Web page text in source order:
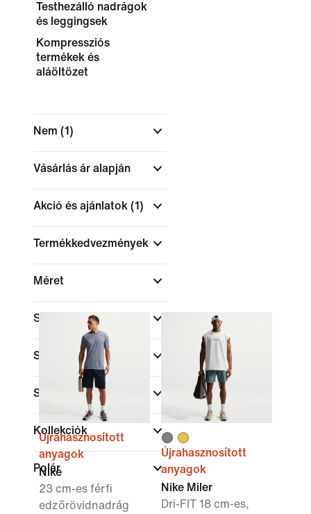
Testhezálló nadrágok
és leggingsek
Kompressziós
termékek és
aláöltözet
Nem (1)
Vásárlás ár alapján
Akció és ajánlatok (1)
Termékkedvezmények
Méret
Szín
Sportok
Szabás
Kollekciók
Polár
Újrahasznosított
anyagok
Nike
23 cm-es férfi
edzőrövidnadrág
Újrahasznosított
anyagok
Nike Miler
Dri-FIT 18 cm-es,